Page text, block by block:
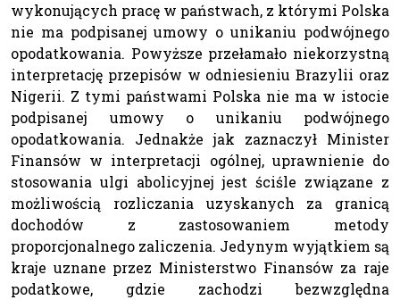
wykonujących pracę w państwach, z którymi Polska
nie ma podpisanej umowy o unikaniu podwójnego
opodatkowania. Powyższe przełamało niekorzystną
interpretację przepisów w odniesieniu Brazylii oraz
Nigerii. Z tymi państwami Polska nie ma w istocie
podpisanej umowy o unikaniu podwójnego
opodatkowania. Jednakże jak zaznaczył Minister
Finansów w interpretacji ogólnej, uprawnienie do
stosowania ulgi abolicyjnej jest ściśle związane z
możliwością rozliczania uzyskanych za granicą
dochodów z zastosowaniem metody
proporcjonalnego zaliczenia. Jedynym wyjątkiem są
kraje uznane przez Ministerstwo Finansów za raje
podatkowe, gdzie zachodzi bezwzględna